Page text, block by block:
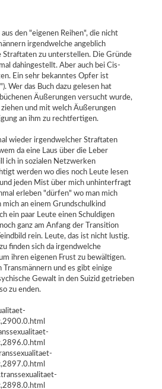
den "eigenen Reihen", die nicht
irgendwelche angeblich
Straftaten zu unterstellen. Die Gründe
dahingestellt. Aber auch bei Cis-
Ein sehr bekanntes Opfer ist
Wer das Buch dazu gelesen hat
Äußerungen versucht wurde,
ziehen und mit welch Äußerungen
an ihm zu rechtfertigen.
wieder irgendwelcher Straftaten
da eine Laus über die Leber
ich in sozialen Netzwerken
werden wo dies noch Leute lesen
jeden Mist über mich unhinterfragt
erleben "dürfen" wo man mich
an einem Grundschulkind
ein paar Leute einen Schuldigen
ganz am Anfang der Transition
rein. Leute, das ist nicht lustig.
finden sich da irgendwelche
ihren eigenen Frust zu bewältigen.
Transmännern und es gibt einige
Gewalt in den Suizid getrieben
zu enden.